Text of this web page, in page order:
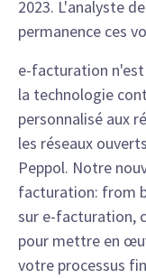
2023. L'analyste
permanence ces
e-facturation n'est
la technologie
personnalisé aux
les réseaux
Peppol. Notre
facturation: from
sur e-facturation,
pour mettre en
votre processus